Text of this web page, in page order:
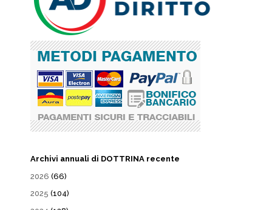
Archivi annuali di DOTTRINA recente
2026 (66)
2025 (104)